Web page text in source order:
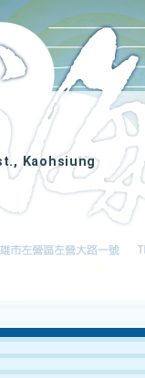
Kaohsiung